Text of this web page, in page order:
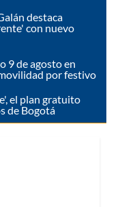
destaca
con nuevo
9 de agosto en
por festivo
el plan gratuito
de Bogotá